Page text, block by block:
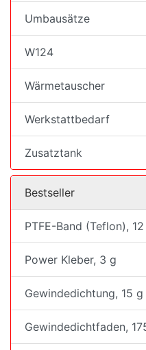
Umbausätze
W124
Wärmetauscher
Werkstattbedarf
Zusatztank
Bestseller
PTFE-Band (Teflon),
Power Kleber, 3 g
Gewindedichtung, 15 g
Gewindedichtfaden,